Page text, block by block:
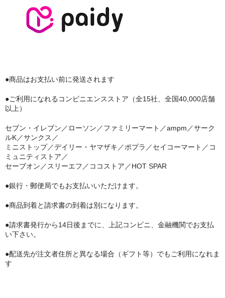
●商品はお支払い前に発送されます
●ご利用になれるコンビニエンスストア（全15社、全国40,000店舗
以上）
セブン・イレブン／ローソン／ファミリーマート／ampm／サーク
ルK／サンクス／
ミニストップ／デイリー・ヤマザキ／ポプラ／セイコーマート／コ
ミュニティストア／
セーブオン／スリーエフ／ココストア／HOT SPAR
●銀行・郵便局でもお支払いいただけます。
●商品到着と請求書の到着は別になります。
●請求書発行から14日後までに、上記コンビニ、金融機関でお支払
い下さい。
●配送先が注文者住所と異なる場合（ギフト等）でもご利用になれま
す